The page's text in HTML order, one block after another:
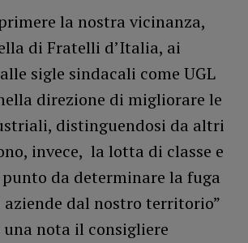
la nostra vicinanza,
di Fratelli d’Italia, ai
sigle sindacali come UGL
direzione di migliorare le
distinguendosi da altri
invece, la lotta di classe e
da determinare la fuga
dal nostro territorio”
nota il consigliere